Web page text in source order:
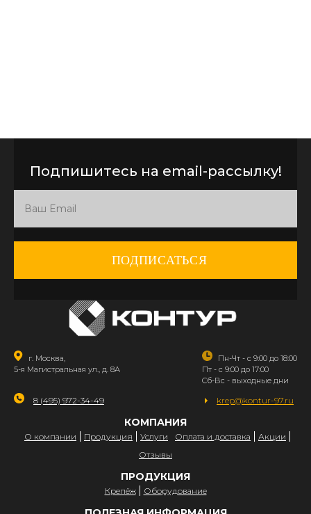
Подпишитесь на email-рассылку!
ПОДПИСАТЬСЯ
г. Москва,
5-я Магистральная ул., д. 8А
Пн-Чт - с 9:00 до 18:00
Пт - с 9:00 до 17:00
Сб-Вс - выходные дни
8 (495) 972-34-49 krep@kontur-97.ru
КОМПАНИЯ
О компании Продукция Услуги Оплата и доставка
Акции
Отзывы
ПРОДУКЦИЯ
Крепёж Оборудование